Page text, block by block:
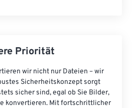
Priorität
wir nicht nur Dateien – wir
Sicherheitskonzept sorgt
sicher sind, egal ob Sie Bilder,
konvertieren. Mit fortschrittlicher